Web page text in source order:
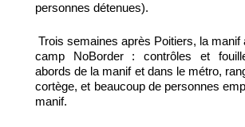
personnes détenues).
Trois semaines après Poitiers, la
camp NoBorder : contrôles et
abords de la manif et dans le métro,
cortège, et beaucoup de personnes
manif.